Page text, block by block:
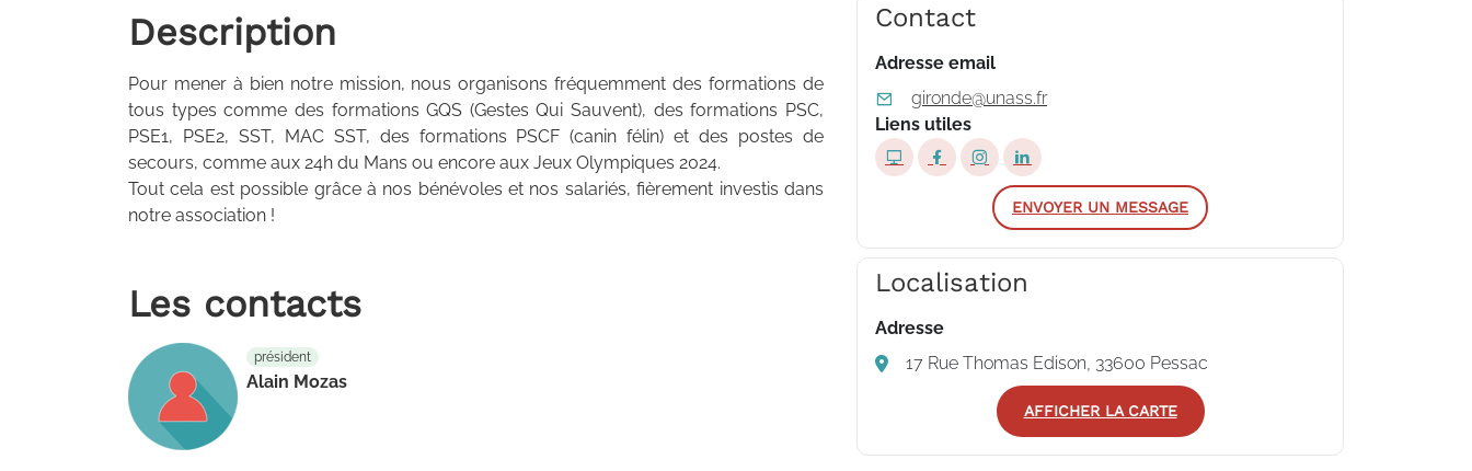
Description
Pour mener à bien notre mission, nous organisons fréquemment des formations de
tous types comme des formations GQS (Gestes Qui Sauvent), des formations PSC,
PSE1, PSE2, SST, MAC SST, des formations PSCF (canin félin) et des postes de
secours, comme aux 24h du Mans ou encore aux Jeux Olympiques 2024.
Tout cela est possible grâce à nos bénévoles et nos salariés, fièrement investis dans
notre association !
Les contacts
président
Alain Mozas
Contact
Adresse email
gironde@unass.fr
Liens utiles
ENVOYER UN MESSAGE
Localisation
Adresse
17 Rue Thomas Edison, 33600 Pessac
AFFICHER LA CARTE